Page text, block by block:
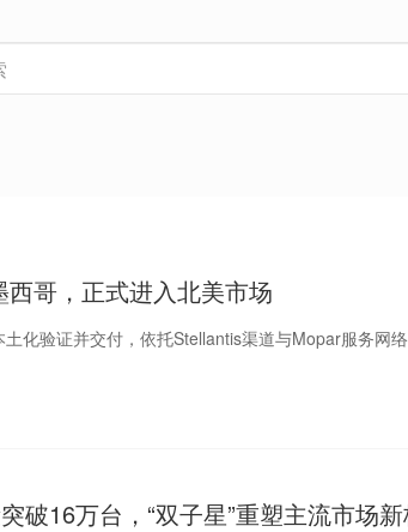
哥，正式进入北美市场
化验证并交付，依托Stellantis渠道与Mopar服务网络
破16万台，“双子星”重塑主流市场